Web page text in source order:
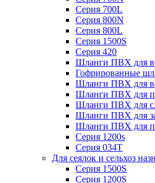
Серия 700L
Серия 800N
Серия 800L
Серия 1500S
Серия 420
Шланги ПВХ для
Гофрированные
Шланги ПВХ для
Шланги ПВХ для
Шланги ПВХ для
Шланги ПВХ для
Шланги ПВХ для
Серия 1200s
Серия 034Т
Для сеялок и сельхоз
Серия 1500S
Серия 1200S